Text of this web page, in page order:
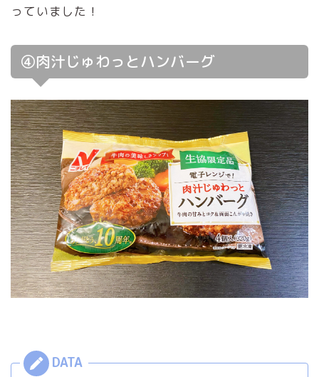
っていました！
④肉汁じゅわっとハンバーグ